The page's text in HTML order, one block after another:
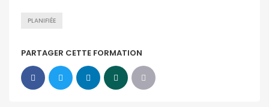
PLANIFIÉE
PARTAGER CETTE FORMATION